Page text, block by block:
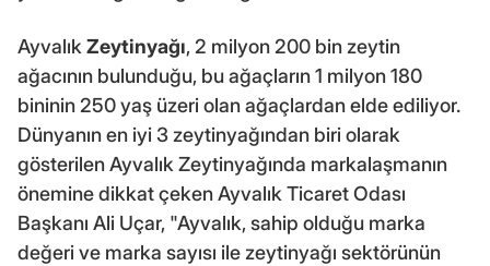
AyvalıkZeytinyağı, 2 milyon 200 bin zeytin
ağacının bulunduğu, bu ağaçların 1 milyon 180
bininin 250 yaş üzeri olan ağaçlardan elde ediliyor.
Dünyanın en iyi 3 zeytinyağından biri olarak
gösterilen Ayvalık Zeytinyağında markalaşmanın
önemine dikkat çeken Ayvalık Ticaret Odası
Başkanı Ali Uçar, "Ayvalık, sahip olduğu marka
değeri ve marka sayısı ile zeytinyağı sektörünün